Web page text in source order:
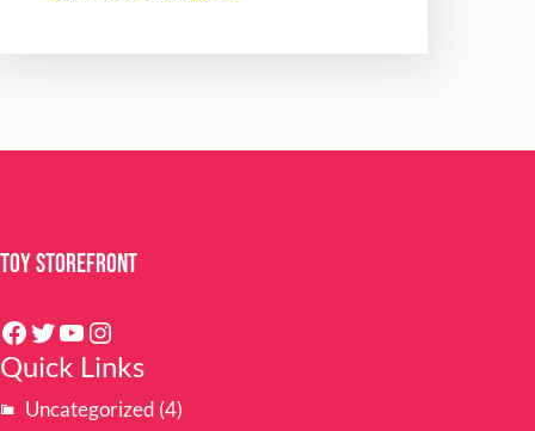
Toy Storefront
Facebook Twitter YouTube Instagram
Quick Links
Uncategorized (4)